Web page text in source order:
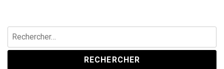
Rechercher :